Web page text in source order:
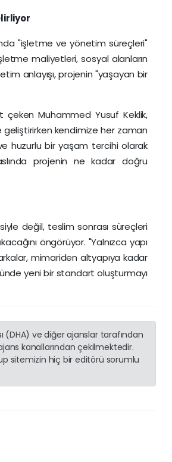
"işletme ve yönetim süreçleri"
maliyetleri, sosyal alanların
anlayışı, projenin "yaşayan bir
çeken Muhammed Yusuf Keklik,
geliştirirken kendimize her zaman
huzurlu bir yaşam tercihi olarak
projenin ne kadar doğru
değil, teslim sonrası süreçleri
öngörüyor. "Yalnızca yapı
mimariden altyapıya kadar
yeni bir standart oluşturmayı
(DHA) ve diğer ajanslar tarafından
kanallarından çekilmektedir.
sitemizin hiç bir editörü sorumlu